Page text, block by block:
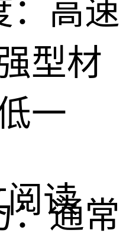
：高速
型材
一
：通常
读